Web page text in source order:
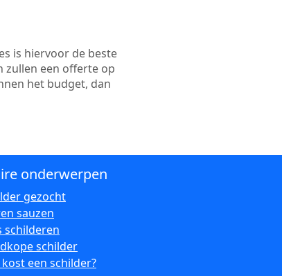
is hiervoor de beste
zullen een offerte op
het budget, dan
onderwerpen
gezocht
sauzen
schilderen
schilder
een schilder?